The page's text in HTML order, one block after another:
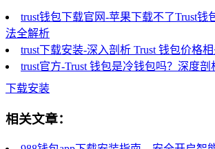
trust钱包下载官网-苹果下载不了Trust钱
法全解析
trust下载安装-深入剖析 Trust 钱包价格
trust官方-Trust 钱包是冷钱包吗？深度剖
下载安装
相关文章：